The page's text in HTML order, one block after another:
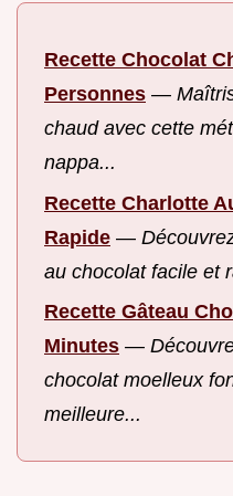
Recette Chocolat
Personnes —
chaud avec cette
nappa...
Recette Charlotte
Rapide —
au chocolat facile et
Recette Gâteau
Minutes —
chocolat moelleux
meilleure...